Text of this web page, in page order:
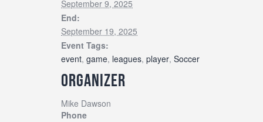
September 9, 2025
End:
September 19, 2025
Event Tags:
event, game, leagues, player, Soccer
ORGANIZER
Mike Dawson
Phone